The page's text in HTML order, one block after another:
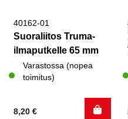
40162-01
Suoraliitos Truma-
ilmaputkelle 65 mm
Varastossa (nopea
toimitus)
8,20 €